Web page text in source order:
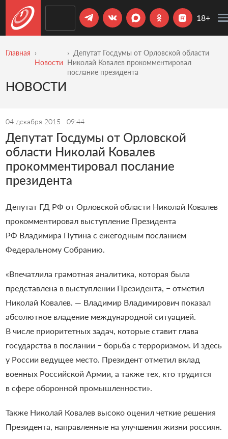
18+
Главная
Новости
Депутат Госдумы от Орловской области
Николай Ковалев прокомментировал
послание президента
НОВОСТИ
04 декабря 2015 09:44
Депутат Госдумы от Орловской
области Николай Ковалев
прокомментировал послание
президента
Депутат ГД РФ от Орловской области Николай Ковалев
прокомментировал выступление Президента
РФ Владимира Путина с ежегодным посланием
Федеральному Собранию.
«Впечатлила грамотная аналитика, которая была
представлена в выступлении Президента, − отметил
Николай Ковалев. — Владимир Владимирович показал
абсолютное владение международной ситуацией.
В числе приоритетных задач, которые ставит глава
государства в послании − борьба с терроризмом. И здесь
у России ведущее место. Президент отметил вклад
военных Российской Армии, а также тех, кто трудится
в сфере оборонной промышленности».
Также Николай Ковалев высоко оценил четкие решения
Президента, направленные на улучшения жизни россиян.